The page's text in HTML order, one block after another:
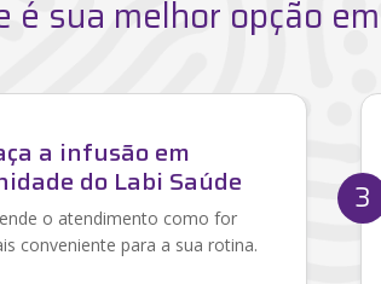
é sua melhor opção
a infusão em
do Labi Saúde
o atendimento como for
conveniente para a sua rotina.
3